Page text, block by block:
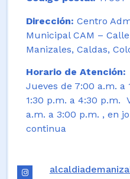
Dirección: Centro
Municipal CAM –
Manizales, Caldas,
Horario de Atención:
Jueves de 7:00 a.m. a
1:30 p.m. a 4:30 p.m.
a.m. a 3:00 p.m. , en
continua